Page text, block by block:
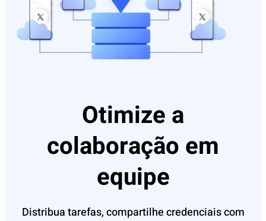
Otimize a
colaboração em
equipe
Distribua tarefas, compartilhe credenciais com